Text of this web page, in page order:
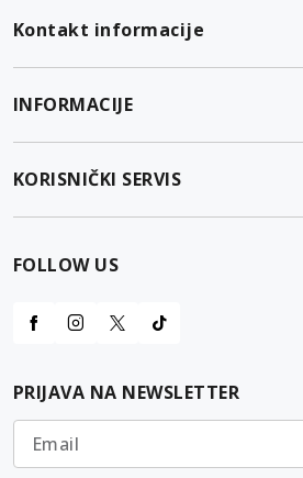
Kontakt informacije
INFORMACIJE
KORISNIČKI SERVIS
FOLLOW US
PRIJAVA NA NEWSLETTER
Email